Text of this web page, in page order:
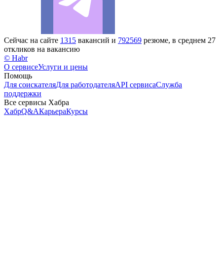
Сейчас на сайте 1315 вакансий и 792569 резюме, в среднем 27
откликов на вакансию
© Habr
О сервисеУслуги и цены
Помощь
Для соискателяДля работодателяAPI сервисаСлужба
поддержки
Все сервисы Хабра
ХабрQ&AКарьераКурсы